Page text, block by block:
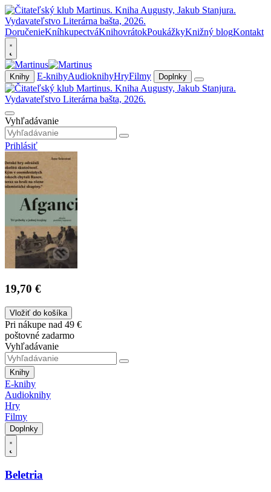
DoručenieKníhkupectváKnihovrátokPoukážkyKnižný blogKontakt
Knihy E-knihyAudioknihyHryFilmy Doplnky
Vyhľadávanie
Prihlásiť
19,70 €
Vložiť do košíka
Pri nákupe nad 49 €
poštovné zadarmo
Vyhľadávanie
Knihy
E-knihy
Audioknihy
Hry
Filmy
Doplnky
Beletria